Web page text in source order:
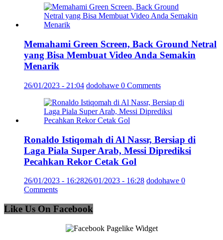
Memahami Green Screen, Back Ground Netral
yang Bisa Membuat Video Anda Semakin
Menarik
26/01/2023 - 21:04 dodohawe 0 Comments
Ronaldo Istiqomah di Al Nassr, Bersiap di
Laga Piala Super Arab, Messi Diprediksi
Pecahkan Rekor Cetak Gol
26/01/2023 - 16:2826/01/2023 - 16:28 dodohawe 0
Comments
Like Us On Facebook